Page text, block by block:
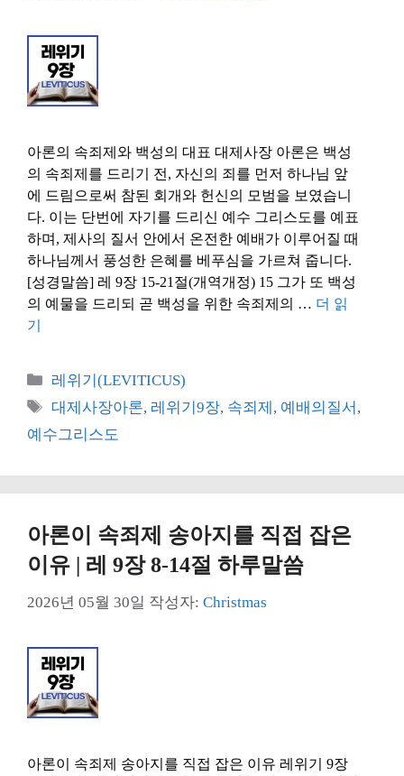
아론의 속죄제와 백성의 대표 대제사장 아론은 백성
의 속죄제를 드리기 전, 자신의 죄를 먼저 하나님 앞
에 드림으로써 참된 회개와 헌신의 모범을 보였습니
다. 이는 단번에 자기를 드리신 예수 그리스도를 예표
하며, 제사의 질서 안에서 온전한 예배가 이루어질 때
하나님께서 풍성한 은혜를 베푸심을 가르쳐 줍니다.
[성경말씀] 레 9장 15-21절(개역개정) 15 그가 또 백성
의 예물을 드리되 곧 백성을 위한 속죄제의 … 더 읽
기
카
테
리
레위기(LEVITICUS)
태
그
대제사장아론, 레위기9장, 속죄제 , 예배의질서 ,
예수그리스도
아론이 속죄제 송아지를 직접 잡은
이유 | 레 9장 8-14절 하루말씀
2026년 05월 30일 작성자: Christmas
아론이 속죄제 송아지를 직접 잡은 이유 레위기 9장